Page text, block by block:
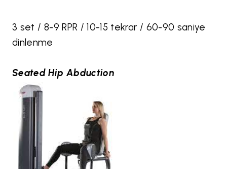
3 set / 8-9 RPR / 10-15 tekrar / 60-90 saniye
dinlenme
Seated Hip Abduction